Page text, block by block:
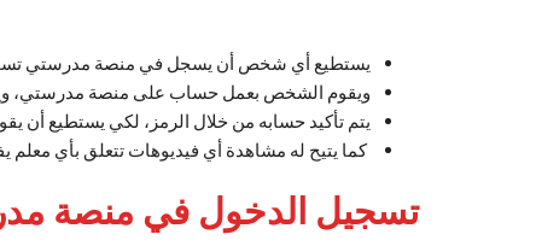
يستطيع أي شخص أن يسجل في منصة مدرستي
ويقوم الشخص بعمل حساب على منصة مدرستي،
يتم تأكيد حسابه من خلال الرمز، لكي يستطيع أن
كما يتيح له مشاهدة أي فيديوهات تتعلق بأي
تسجيل الدخول في منصة